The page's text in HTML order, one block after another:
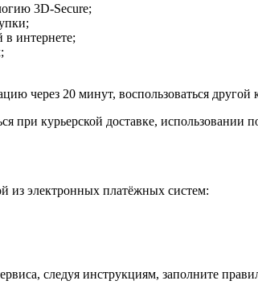
3D-Secure;
в интернете;
через 20 минут, воспользоваться
при курьерской доставке, использовании
из электронных платёжных систем:
следуя инструкциям, заполните